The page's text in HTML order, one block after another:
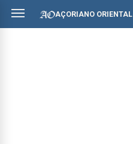
AÇORIANO ORIENTAL